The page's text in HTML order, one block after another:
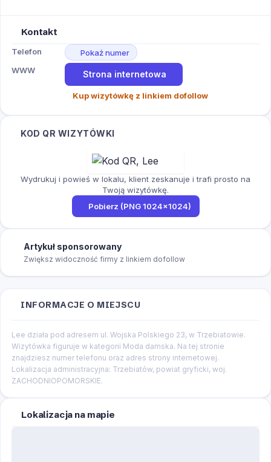
Kontakt
Telefon
Pokaż numer
WWW
Strona internetowa
Kup wizytówkę z linkiem dofollow
KOD QR WIZYTÓWKI
Wydrukuj i powieś w lokalu, klient zeskanuje i trafi prosto na
Twoją wizytówkę.
Pobierz (PNG 1024×1024)
Artykuł sponsorowany
Zwiększ widoczność firmy z linkiem dofollow
INFORMACJE O MIEJSCU
Lee działa pod adresem ul. Wojska Polskiego 23, w Trzebiatowie.
Wizytówka figuruje w kategorii Moda damska. Na tej stronie
znajdziesz numer telefonu oraz adres strony internetowej.
Lokalizacja administracyjna: Trzebiatów, powiat gryficki, woj.
ZACHODNIOPOMORSKIE.
Lokalizacja na mapie